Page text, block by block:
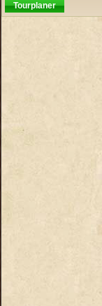
Tourplaner